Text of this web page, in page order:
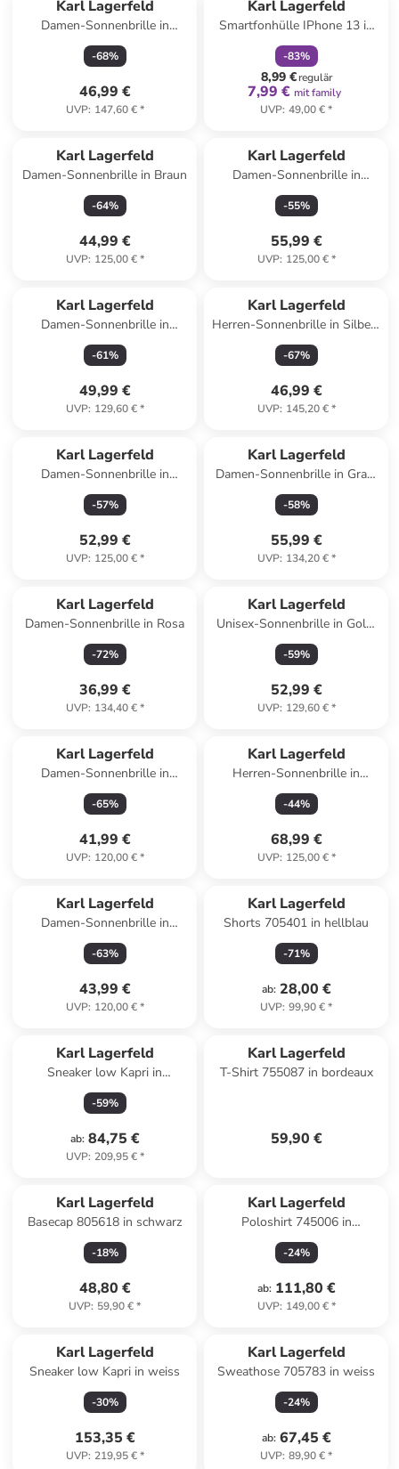
Karl Lagerfeld
Damen-Sonnenbrille in
Hellblau
-68%
46,99 €
UVP: 147,60 €*
Karl Lagerfeld
Smartfonhülle IPhone 13 in
Schwarz
-83%
8,99 €regulär
7,99 € mit family
UVP: 49,00 €*
Karl Lagerfeld
Damen-Sonnenbrille in Braun
-64%
44,99 €
UVP: 125,00 €*
Karl Lagerfeld
Damen-Sonnenbrille in
Braun-Gold/ Braun
-55%
55,99 €
UVP: 125,00 €*
Karl Lagerfeld
Damen-Sonnenbrille in
Schwarz/ Dunkelblau
-61%
49,99 €
UVP: 129,60 €*
Karl Lagerfeld
Herren-Sonnenbrille in Silber-
Braun/ Dunkelblau
-67%
46,99 €
UVP: 145,20 €*
Karl Lagerfeld
Damen-Sonnenbrille in
Rot/Rosa
-57%
52,99 €
UVP: 125,00 €*
Karl Lagerfeld
Damen-Sonnenbrille in Grau/
Lila
-58%
55,99 €
UVP: 134,20 €*
Karl Lagerfeld
Damen-Sonnenbrille in Rosa
-72%
36,99 €
UVP: 134,40 €*
Karl Lagerfeld
Unisex-Sonnenbrille in Gold/
Gelb
-59%
52,99 €
UVP: 129,60 €*
Karl Lagerfeld
Damen-Sonnenbrille in
Dunkelblau
-65%
41,99 €
UVP: 120,00 €*
Karl Lagerfeld
Herren-Sonnenbrille in
Schwarz/ Grün
-44%
68,99 €
UVP: 125,00 €*
Karl Lagerfeld
Damen-Sonnenbrille in
Rot/Rosa
-63%
43,99 €
UVP: 120,00 €*
Karl Lagerfeld
Shorts 705401 in hellblau
-71%
ab: 28,00 €
UVP: 99,90 €*
Karl Lagerfeld
Sneaker low Kapri in
dunkelblau
-59%
ab: 84,75 €
UVP: 209,95 €*
Karl Lagerfeld
T-Shirt 755087 in bordeaux
59,90 €
Karl Lagerfeld
Basecap 805618 in schwarz
-18%
48,80 €
UVP: 59,90 €*
Karl Lagerfeld
Poloshirt 745006 in
dunkelblau
-24%
ab: 111,80 €
UVP: 149,00 €*
Karl Lagerfeld
Sneaker low Kapri in weiss
-30%
153,35 €
UVP: 219,95 €*
Karl Lagerfeld
Sweathose 705783 in weiss
-24%
ab: 67,45 €
UVP: 89,90 €*